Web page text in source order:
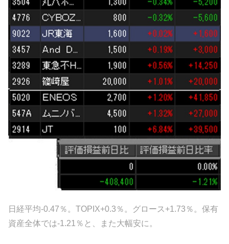
日経平均-0.47％。TOPIX+0.3％。グロース+1.73％。保有
資産全体では-1.21％と、また大幅安に。